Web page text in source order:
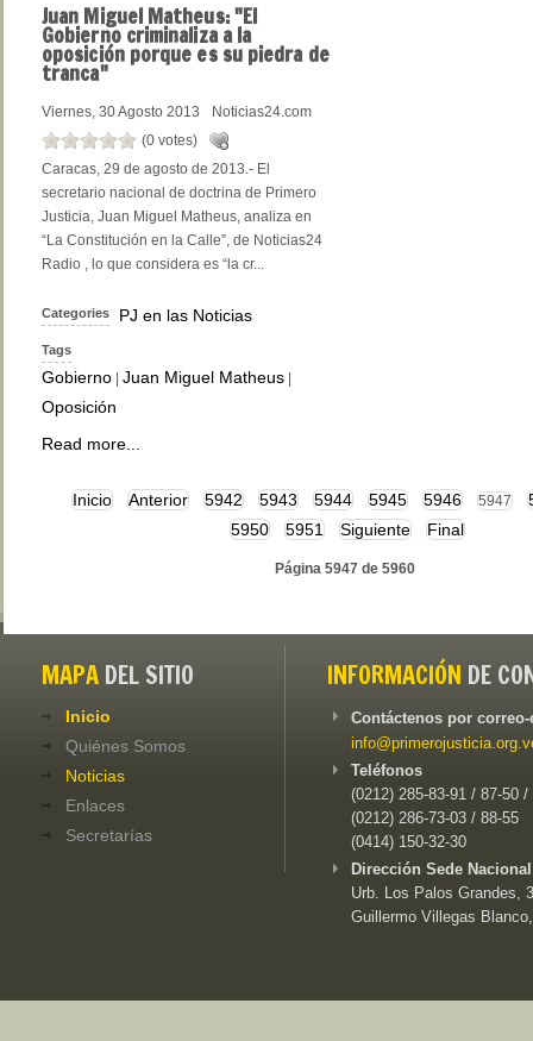
Juan Miguel Matheus: "El
Gobierno criminaliza a la
oposición porque es su piedra de
tranca"
Viernes, 30 Agosto 2013
Noticias24.com
(0 votes)
Caracas, 29 de agosto de 2013.- El
secretario nacional de doctrina de Primero
Justicia, Juan Miguel Matheus, analiza en
“La Constitución en la Calle”, de Noticias24
Radio , lo que considera es “la cr...
Categories PJ en las Noticias
Tags
Gobierno Juan Miguel Matheus
Oposición
Read more...
Inicio Anterior 5942 5943 5944 5945 5946 5947
5950
5951 Siguiente Final
Página 5947 de 5960
MAPA DEL SITIO
Inicio
Quiénes Somos
Noticias
Enlaces
Secretarías
INFORMACIÓN DE
Contáctenos por
Teléfonos
(0212) 285-83-91 / 87-50 /
(0212) 286-73-03 / 88-55
(0414) 150-32-30
Dirección Sede
Urb. Los Palos Grandes,
Guillermo Villegas